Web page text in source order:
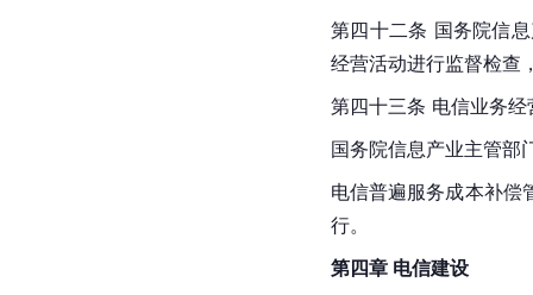
第四十二条 国务院信
经营活动进行监督检查
第四十三条 电信业务
国务院信息产业主管部
电信普遍服务成本补偿
行。
第四章 电信建设